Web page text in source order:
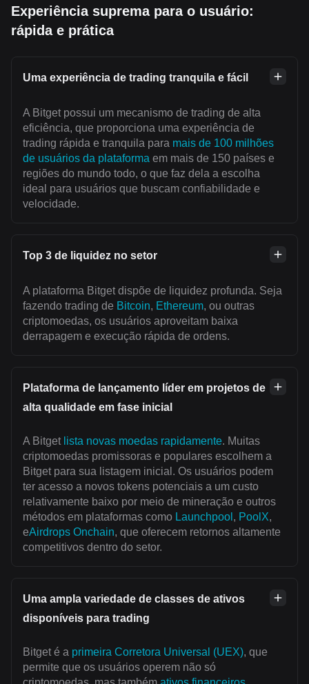
Experiência suprema para o usuário:
rápida e prática
Uma experiência de trading tranquila e fácil
A Bitget possui um mecanismo de trading de alta
eficiência, que proporciona uma experiência de
trading rápida e tranquila para mais de 100 milhões
de usuários da plataforma em mais de 150 países e
regiões do mundo todo, o que faz dela a escolha
ideal para usuários que buscam confiabilidade e
velocidade.
Top 3 de liquidez no setor
A plataforma Bitget dispõe de liquidez profunda. Seja
fazendo trading de Bitcoin, Ethereum, ou outras
criptomoedas, os usuários aproveitam baixa
derrapagem e execução rápida de ordens.
Plataforma de lançamento líder em projetos de
alta qualidade em fase inicial
A Bitget lista novas moedas rapidamente. Muitas
criptomoedas promissoras e populares escolhem a
Bitget para sua listagem inicial. Os usuários podem
ter acesso a novos tokens potenciais a um custo
relativamente baixo por meio de mineração e outros
métodos em plataformas como Launchpool , PoolX,
eAirdrops Onchain, que oferecem retornos altamente
competitivos dentro do setor.
Uma ampla variedade de classes de ativos
disponíveis para trading
Bitget é a primeira Corretora Universal (UEX), que
permite que os usuários operem não só